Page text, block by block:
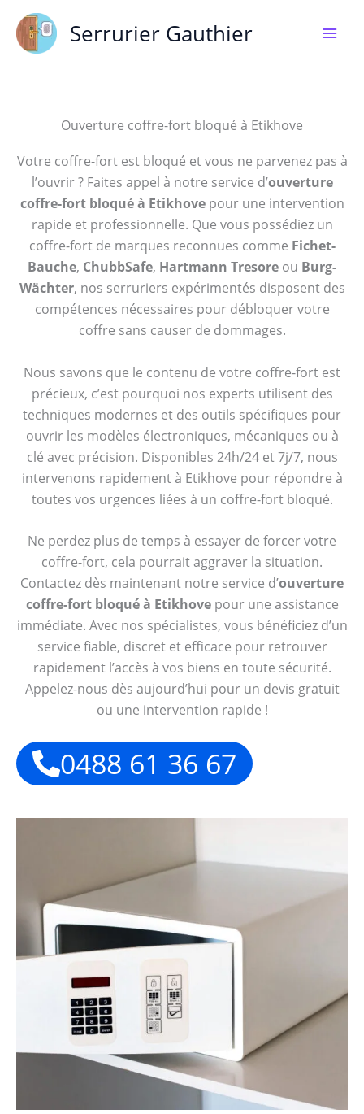
contenu
Serrurier Gauthier
Ouverture coffre-fort bloqué à Etikhove
Votre coffre-fort est bloqué et vous ne parvenez pas à
l’ouvrir ? Faites appel à notre service d’ouverture
coffre-fort bloqué à Etikhovepour une intervention
rapide et professionnelle. Que vous possédiez un
coffre-fort de marques reconnues comme Fichet-
Bauche, ChubbSafe, Hartmann Tresore ou Burg-
Wächter, nos serruriers expérimentés disposent des
compétences nécessaires pour débloquer votre
coffre sans causer de dommages.
Nous savons que le contenu de votre coffre-fort est
précieux, c’est pourquoi nos experts utilisent des
techniques modernes et des outils spécifiques pour
ouvrir les modèles électroniques, mécaniques ou à
clé avec précision. Disponibles 24h/24 et 7j/7, nous
intervenons rapidement à Etikhove pour répondre à
toutes vos urgences liées à un coffre-fort bloqué.
Ne perdez plus de temps à essayer de forcer votre
coffre-fort, cela pourrait aggraver la situation.
Contactez dès maintenant notre service d’ouverture
coffre-fort bloqué à Etikhovepour une assistance
immédiate. Avec nos spécialistes, vous bénéficiez d’un
service fiable, discret et efficace pour retrouver
rapidement l’accès à vos biens en toute sécurité.
Appelez-nous dès aujourd’hui pour un devis gratuit
ou une intervention rapide !
0488 61 36 67